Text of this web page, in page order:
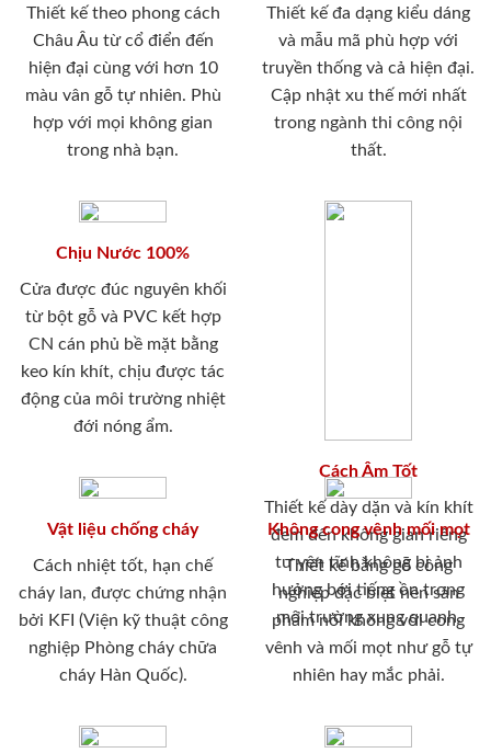
Thiết kế theo phong cách
Châu Âu từ cổ điển đến
hiện đại cùng với hơn 10
màu vân gỗ tự nhiên. Phù
hợp với mọi không gian
trong nhà bạn.
Thiết kế đa dạng kiểu dáng
và mẫu mã phù hợp với
truyền thống và cả hiện đại.
Cập nhật xu thế mới nhất
trong ngành thi công nội
thất.
Chịu Nước 100%
Cửa được đúc nguyên khối
từ bột gỗ và PVC kết hợp
CN cán phủ bề mặt bằng
keo kín khít, chịu được tác
động của môi trường nhiệt
đới nóng ẩm.
Cách Âm Tốt
Thiết kế dày dặn và kín khít
đem đến không gian riêng
tư yên tĩnh không bị ảnh
hưởng bới tiếng ồn trong
môi trường xung quanh.
Vật liệu chống cháy
Cách nhiệt tốt, hạn chế
cháy lan, được chứng nhận
bởi KFI (Viện kỹ thuật công
nghiệp Phòng cháy chữa
cháy Hàn Quốc).
Không cong vênh mối mọt
Thiết kế bằng gỗ công
nghiệp đặc biệt nên sản
phẩm nói không với cong
vênh và mối mọt như gỗ tự
nhiên hay mắc phải.